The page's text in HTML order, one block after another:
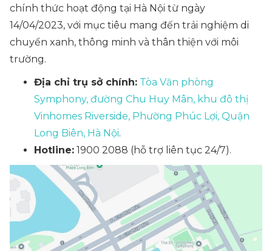
chính thức hoạt động tại Hà Nội từ ngày
14/04/2023, với mục tiêu mang đến trải nghiệm di
chuyển xanh, thông minh và thân thiện với môi
trường.
Địa chỉ trụ sở chính: Tòa Văn phòng
Symphony, đường Chu Huy Mân, khu đô thị
Vinhomes Riverside, Phường Phúc Lợi, Quận
Long Biên, Hà Nội.
Hotline: 1900 2088 (hỗ trợ liên tục 24/7).